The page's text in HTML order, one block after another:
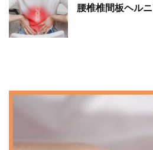
腰椎椎間板ヘル